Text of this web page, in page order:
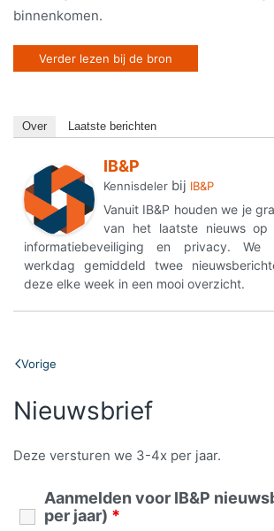
binnenkomen.
Verder lezen bij de bron
Over Laatste berichten
IB&P
Kennisdeler bij IB&P
Vanuit IB&P houden we je
van het laatste nieuws
informatiebeveiliging en privacy. We
werkdag gemiddeld twee
deze elke week in een mooi overzicht.
Vorige
Nieuwsbrief
Deze versturen we 3-4x per jaar.
Aanmelden voor IB&P
per jaar) *